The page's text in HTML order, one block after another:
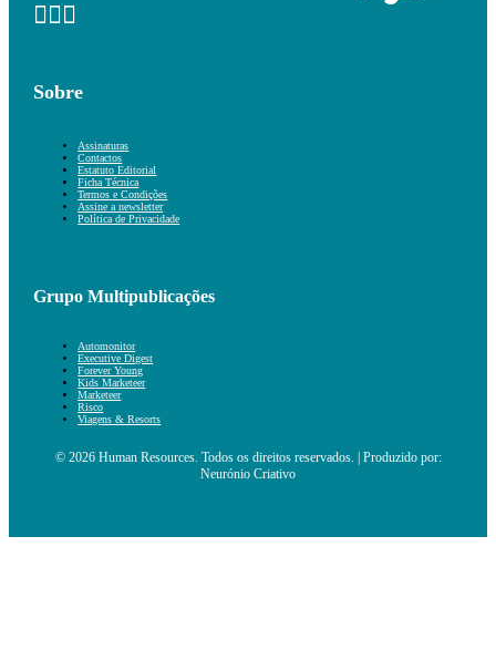
Sobre
Assinaturas
Contactos
Estatuto Editorial
Ficha Técnica
Termos e Condições
Assine a newsletter
Política de Privacidade
Grupo Multipublicações
Automonitor
Executive Digest
Forever Young
Kids Marketeer
Marketeer
Risco
Viagens & Resorts
© 2026 Human Resources. Todos os direitos reservados. | Produzido por:
Neurónio Criativo